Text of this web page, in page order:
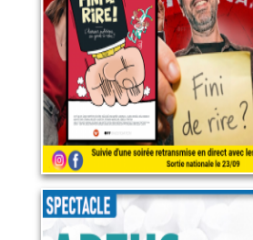
19 septembre 2026
LIRE PLUS
Artus - Le Show